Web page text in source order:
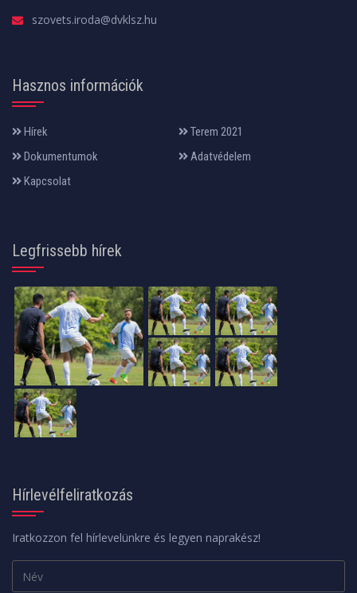
szovets.iroda@dvklsz.hu
Hasznos információk
Hírek
Terem 2021
Dokumentumok
Adatvédelem
Kapcsolat
Legfrissebb hírek
Hírlevélfeliratkozás
Iratkozzon fel hírlevelünkre és legyen naprakész!